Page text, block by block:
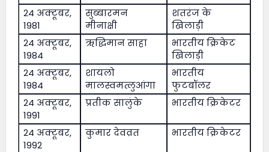
24 अक्टूबर,
1981
सुब्बारमन
मीनाक्षी
शतरंज के
खिलाड़ी
24 अक्टूबर,
1984
ऋद्धिमान साहा
भारतीय क्रिकेट
खिलाड़ी
24 अक्टूबर,
1984
शायलो
मालस्वमत्लुआंगा
भारतीय
फुटबॉलर
24 अक्टूबर,
1991
प्रतीक सालुंके भारतीय क्रिकेटर
24 अक्टूबर,
1992
कुमार देवव्रत भारतीय क्रिकेटर